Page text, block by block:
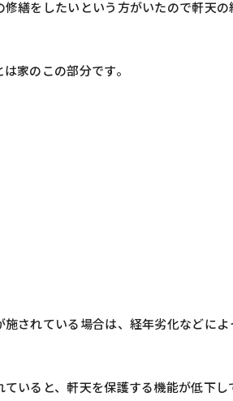
修繕をしたいという方がいたので軒天の
家のこの部分です。
施されている場合は、経年劣化などによ
ていると、軒天を保護する機能が低下